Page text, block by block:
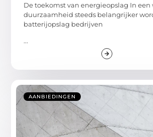
De toekomst van energieopslag In een
duurzaamheid steeds belangrijker
batterijopslag bedrijven
...
AANBIEDINGEN